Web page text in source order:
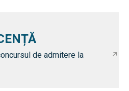
de admitere la